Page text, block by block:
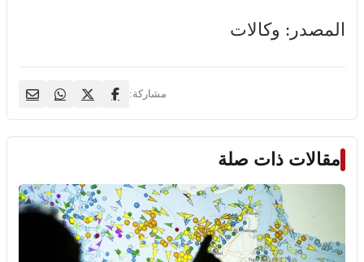
المصدر: وكالات
مشاركة:
مقالات ذات صلة